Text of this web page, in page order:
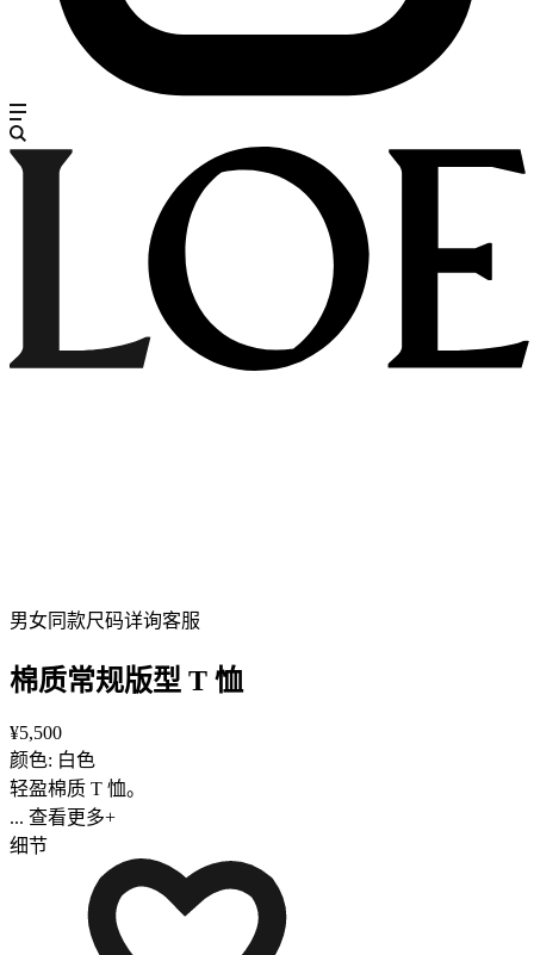
男女同款尺码详询客服
棉质常规版型 T 恤
¥5,500
颜色: 白色
轻盈棉质 T 恤。
... 查看更多+
细节